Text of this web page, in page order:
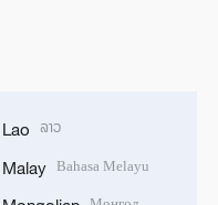
Lao ລາວ
Malay Bahasa Melayu